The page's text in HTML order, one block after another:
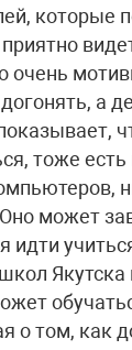
которые
очень
а
тоже есть
может
идти
Якутска
о том, как